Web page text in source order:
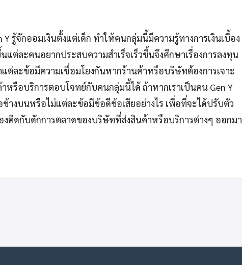
รู้จักออมเงินตั้งแต่เด็ก ทำให้คนกลุ่มนี้มีความรู้ทางการเงินเบื้อง
ละคนอยากประสบความสำเร็จเร็วขึ้นจึงศึกษาเรื่องการลงทุน
ต่ละข้อมีความเชื่อมโยงกันหากร้านค้าหรือบริษัทต้องการเจาะ
หรือบริการตอบโจทย์กับคนกลุ่มนี้ได้ ถ้าหากเราเป็นคน Gen Y
างบนหรือไม่แต่ละข้อมีข้อดีข้อเสียอย่างไร เพื่อที่จะได้ปรับตัว
งติดกับดักการตลาดของบริษัทที่ส่งสินค้าหรือบริการต่างๆ ออกมา